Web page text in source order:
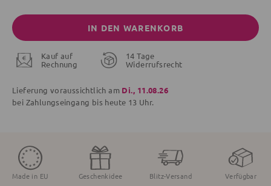
IN DEN WARENKORB
Kauf auf
Rechnung
14 Tage
Widerrufsrecht
Lieferung voraussichtlich am Di., 11.08.26
bei Zahlungseingang bis heute 13 Uhr.
Made in EU Geschenkidee Blitz-Versand Verfügbar